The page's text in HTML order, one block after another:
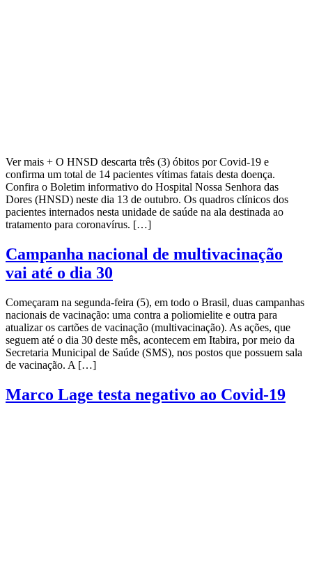
Ver mais + O HNSD descarta três (3) óbitos por Covid-19 e
confirma um total de 14 pacientes vítimas fatais desta doença.
Confira o Boletim informativo do Hospital Nossa Senhora das
Dores (HNSD) neste dia 13 de outubro. Os quadros clínicos dos
pacientes internados nesta unidade de saúde na ala destinada ao
tratamento para coronavírus. […]
Campanha nacional de multivacinação
vai até o dia 30
Começaram na segunda-feira (5), em todo o Brasil, duas campanhas
nacionais de vacinação: uma contra a poliomielite e outra para
atualizar os cartões de vacinação (multivacinação). As ações, que
seguem até o dia 30 deste mês, acontecem em Itabira, por meio da
Secretaria Municipal de Saúde (SMS), nos postos que possuem sala
de vacinação. A […]
Marco Lage testa negativo ao Covid-19